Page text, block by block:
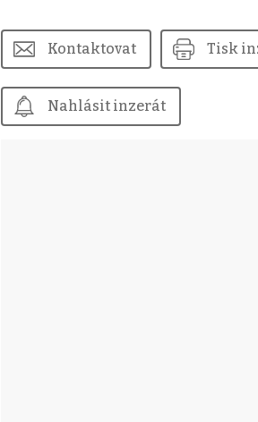
Kontaktovat Tisk
Nahlásit inzerát